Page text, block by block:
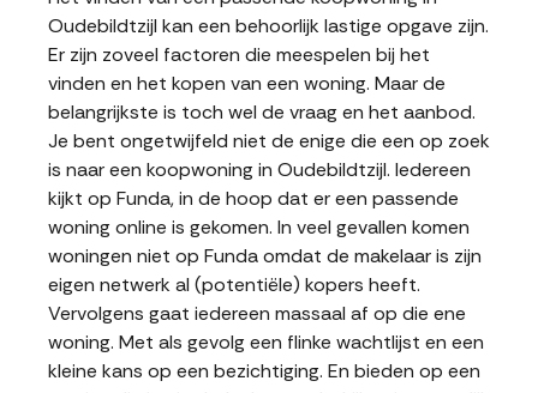
Oudebildtzijl kan een behoorlijk lastige opgave zijn.
Er zijn zoveel factoren die meespelen bij het
vinden en het kopen van een woning. Maar de
belangrijkste is toch wel de vraag en het aanbod.
Je bent ongetwijfeld niet de enige die een op zoek
is naar een koopwoning in Oudebildtzijl. Iedereen
kijkt op Funda, in de hoop dat er een passende
woning online is gekomen. In veel gevallen komen
woningen niet op Funda omdat de makelaar is zijn
eigen netwerk al (potentiële) kopers heeft.
Vervolgens gaat iedereen massaal af op die ene
woning. Met als gevolg een flinke wachtlijst en een
kleine kans op een bezichtiging. En bieden op een